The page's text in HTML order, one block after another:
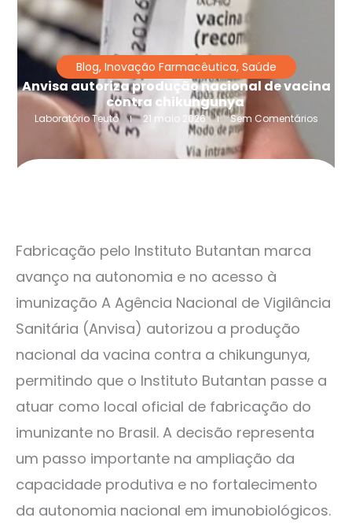
Blog, Inovação Farmacêutica, Saúde
Anvisa autoriza produção nacional de vacina
contra chikungunya
Laboratório Teuto 21 maio 2026 Sem Comentários
Fabricação pelo Instituto Butantan marca
avanço na autonomia e no acesso à
imunização A Agência Nacional de Vigilância
Sanitária (Anvisa) autorizou a produção
nacional da vacina contra a chikungunya,
permitindo que o Instituto Butantan passe a
atuar como local oficial de fabricação do
imunizante no Brasil. A decisão representa
um passo importante na ampliação da
capacidade produtiva e no fortalecimento
da autonomia nacional em imunobiológicos.